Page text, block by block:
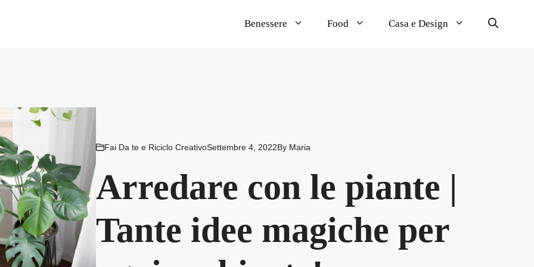
Benessere Food Casa e Design
Fai Da te e Riciclo CreativoSettembre 4, 2022By Maria
Arredare con le piante |
Tante idee magiche per